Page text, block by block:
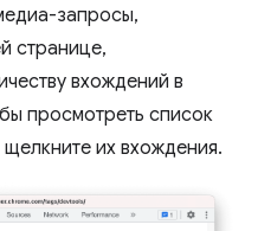
запросы,
странице,
вхождений в
просмотреть список
их вхождения.